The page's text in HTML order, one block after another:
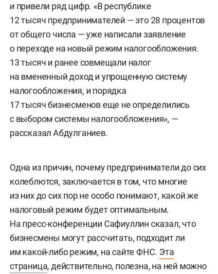
и привели ряд цифр. «В республике
12 тысяч предпринимателей — это 28 процентов
от общего числа — уже написали заявление
о переходе на новый режим налогообложения.
13 тысяч и ранее совмещали налог
на вмененный доход и упрощенную систему
налогообложения, и порядка
17 тысяч бизнесменов еще не определились
с выбором системы налогообложения», —
рассказал Абдулганиев.
Одна из причин, почему предприниматели до сих
колеблются, заключается в том, что многие
из них до сих пор не особо понимают, какой же
налоговый режим будет оптимальным.
На пресс-конференции Сафиуллин сказал, что
бизнесмены могут рассчитать, подходит ли
им какой-либо режим, на сайте ФНС. Эта
страница, действительно, полезна, на ней можно